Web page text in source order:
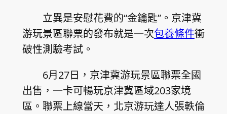
立異是安慰花費的“金鑰匙”。京津冀
游玩景區聯票的發布就是一次包養條件衝
破性測驗考試。
6月27日，京津冀游玩景區聯票全國
出售，一卡可暢玩京津冀區域203家境
區。聯票上線當天，北京游玩達人張軼倫